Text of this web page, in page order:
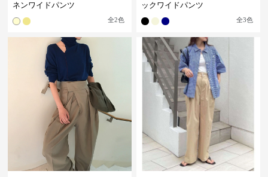
ネンワイドパンツ
全2色
ックワイドパンツ
全3色